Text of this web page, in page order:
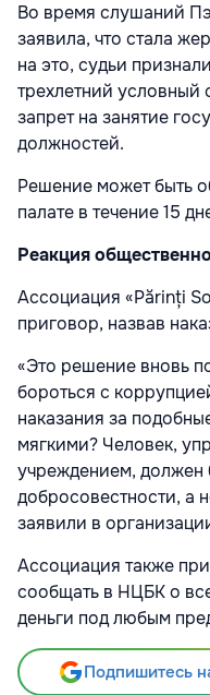
Во время слушаний
заявила, что стала
на это, судьи
трехлетний условный
запрет на занятие
должностей.
Решение может быть
палате в течение 15
Реакция
Ассоциация «Părinți
приговор, назвав
«Это решение вновь
бороться с
наказания за
мягкими? Человек,
учреждением, должен
добросовестности, а
заявили в
Ассоциация также
сообщать в НЦБК о
деньги под любым
Подпишитесь